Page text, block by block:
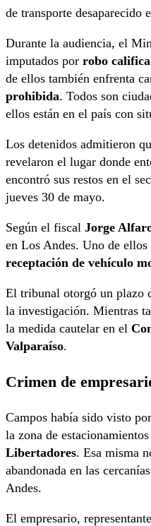
de transporte desaparecido
Durante la audiencia, el
imputados por robo
de ellos también enfrenta
prohibida. Todos son
ellos están en el país con
Los detenidos admitieron
revelaron el lugar donde
encontró sus restos en el
jueves 30 de mayo.
Según el fiscal Jorge
en Los Andes. Uno de ellos
receptación de vehículo
El tribunal otorgó un plazo
la investigación. Mientras
la medida cautelar en el
Valparaíso.
Crimen de
Campos había sido visto
la zona de
Libertadores. Esa misma
abandonada en las
Andes.
El empresario,